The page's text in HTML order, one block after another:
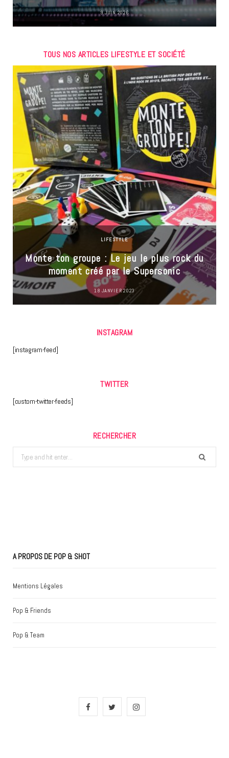
9 JUIN 2026
TOUS NOS ARTICLES LIFESTYLE ET SOCIÉTÉ
LIFESTYLE
Monte ton groupe : Le jeu le plus rock du
moment créé par le Supersonic
18 JANVIER 2023
INSTAGRAM
[instagram-feed]
TWITTER
[custom-twitter-feeds]
RECHERCHER
Search
for:
A PROPOS DE POP & SHOT
Mentions Légales
Pop & Friends
Pop & Team
F
I